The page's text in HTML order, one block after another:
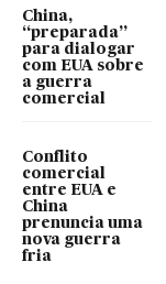
China,
“preparada”
para dialogar
com EUA sobre
a guerra
comercial
Conflito
comercial
entre EUA e
China
prenuncia uma
nova guerra
fria